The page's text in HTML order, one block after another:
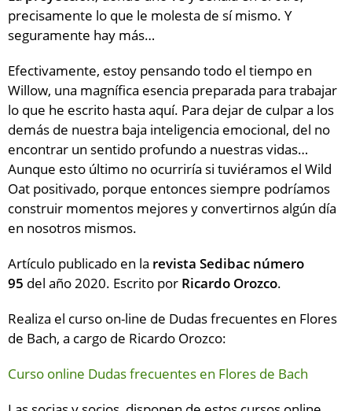
precisamente lo que le molesta de sí mismo. Y
seguramente hay más…
Efectivamente, estoy pensando todo el tiempo en
Willow, una magnífica esencia preparada para trabajar
lo que he escrito hasta aquí. Para dejar de culpar a los
demás de nuestra baja inteligencia emocional, del no
encontrar un sentido profundo a nuestras vidas…
Aunque esto último no ocurriría si tuviéramos el Wild
Oat positivado, porque entonces siempre podríamos
construir momentos mejores y convertirnos algún día
en nosotros mismos.
Artículo publicado en la revista Sedibac número
95 del año 2020. Escrito por Ricardo Orozco.
Realiza el curso on-line de Dudas frecuentes en Flores
de Bach, a cargo de Ricardo Orozco:
Curso online Dudas frecuentes en Flores de Bach